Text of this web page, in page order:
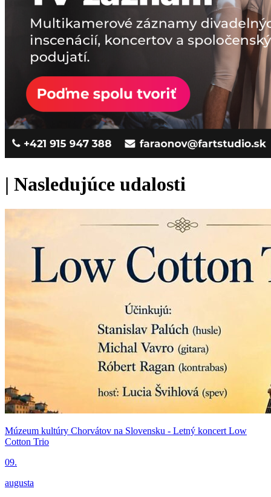
| Nasledujúce udalosti
Múzeum kultúry Chorvátov na Slovensku - Letný koncert Low
Cotton Trio
09.
augusta